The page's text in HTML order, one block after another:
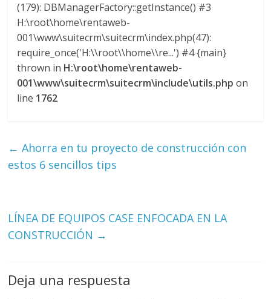
(179): DBManagerFactory::getInstance() #3
H:\root\home\rentaweb-
001\www\suitecrm\suitecrm\index.php(47):
require_once('H:\\root\\home\\re...') #4 {main}
thrown in H:\root\home\rentaweb-
001\www\suitecrm\suitecrm\include\utils.php on
line 1762
← Ahorra en tu proyecto de construcción con
estos 6 sencillos tips
LÍNEA DE EQUIPOS CASE ENFOCADA EN LA
CONSTRUCCIÓN →
Deja una respuesta